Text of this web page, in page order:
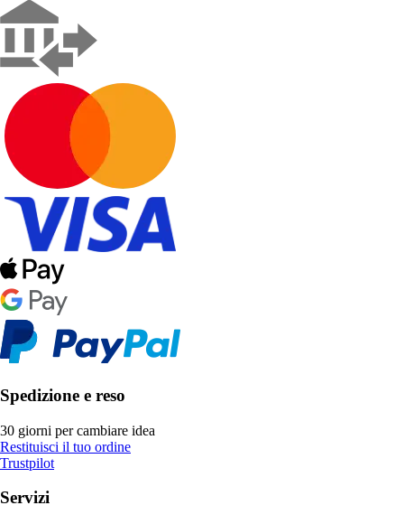
Spedizione e reso
30 giorni per cambiare idea
Restituisci il tuo ordine
Trustpilot
Servizi